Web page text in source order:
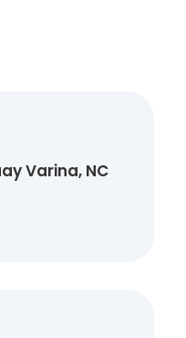
Varina, NC